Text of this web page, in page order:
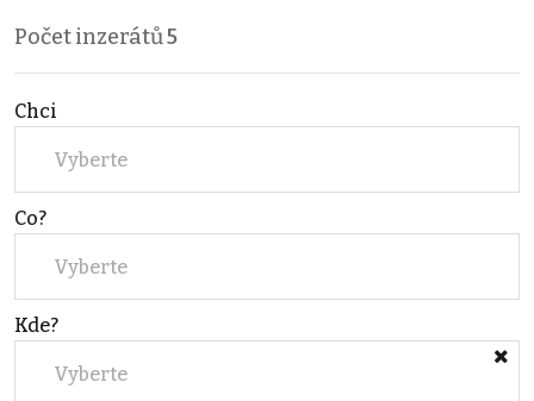
Počet inzerátů5
Chci
Vyberte
Co?
Vyberte
Kde?
Vyberte